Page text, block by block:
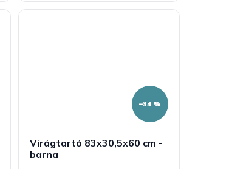
–34 %
Virágtartó 83x30,5x60 cm -
barna